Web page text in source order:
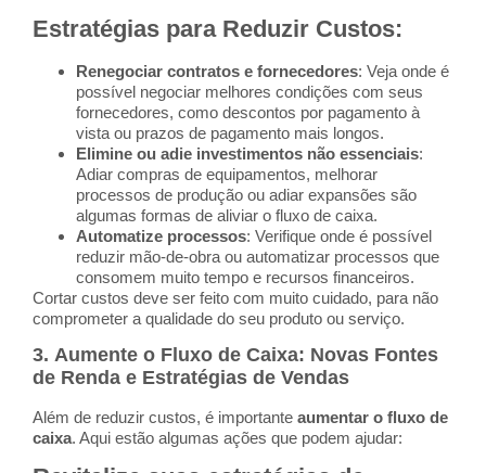
Estratégias para Reduzir Custos:
Renegociar contratos e fornecedores: Veja onde é
possível negociar melhores condições com seus
fornecedores, como descontos por pagamento à
vista ou prazos de pagamento mais longos.
Elimine ou adie investimentos não essenciais:
Adiar compras de equipamentos, melhorar
processos de produção ou adiar expansões são
algumas formas de aliviar o fluxo de caixa.
Automatize processos: Verifique onde é possível
reduzir mão-de-obra ou automatizar processos que
consomem muito tempo e recursos financeiros.
Cortar custos deve ser feito com muito cuidado, para não
comprometer a qualidade do seu produto ou serviço.
3. Aumente o Fluxo de Caixa: Novas Fontes
de Renda e Estratégias de Vendas
Além de reduzir custos, é importante aumentar o fluxo de
caixa. Aqui estão algumas ações que podem ajudar: